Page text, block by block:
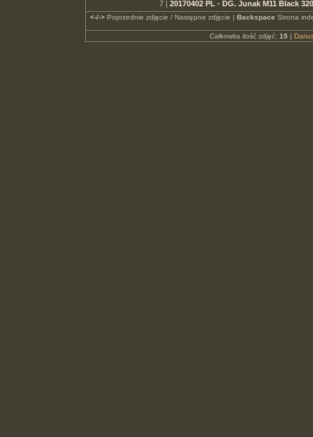
7 | 20170402 PL - DG. Junak M11 Black
<-/->Poprzednie zdjęcie / Następne zdjęcie | Backspace Strona
Całkowita ilość zdjęć: 15|